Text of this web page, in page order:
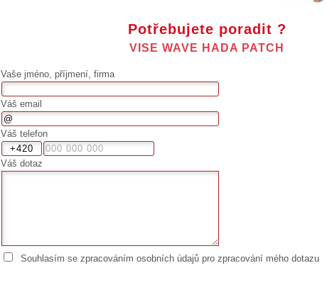
Potřebujete poradit ?
VISE WAVE HADA PATCH
Vaše jméno, příjmení, firma
Váš email
Váš telefon
Váš dotaz
Souhlasím se zpracováním osobních údajů pro zpracování mého dotazu